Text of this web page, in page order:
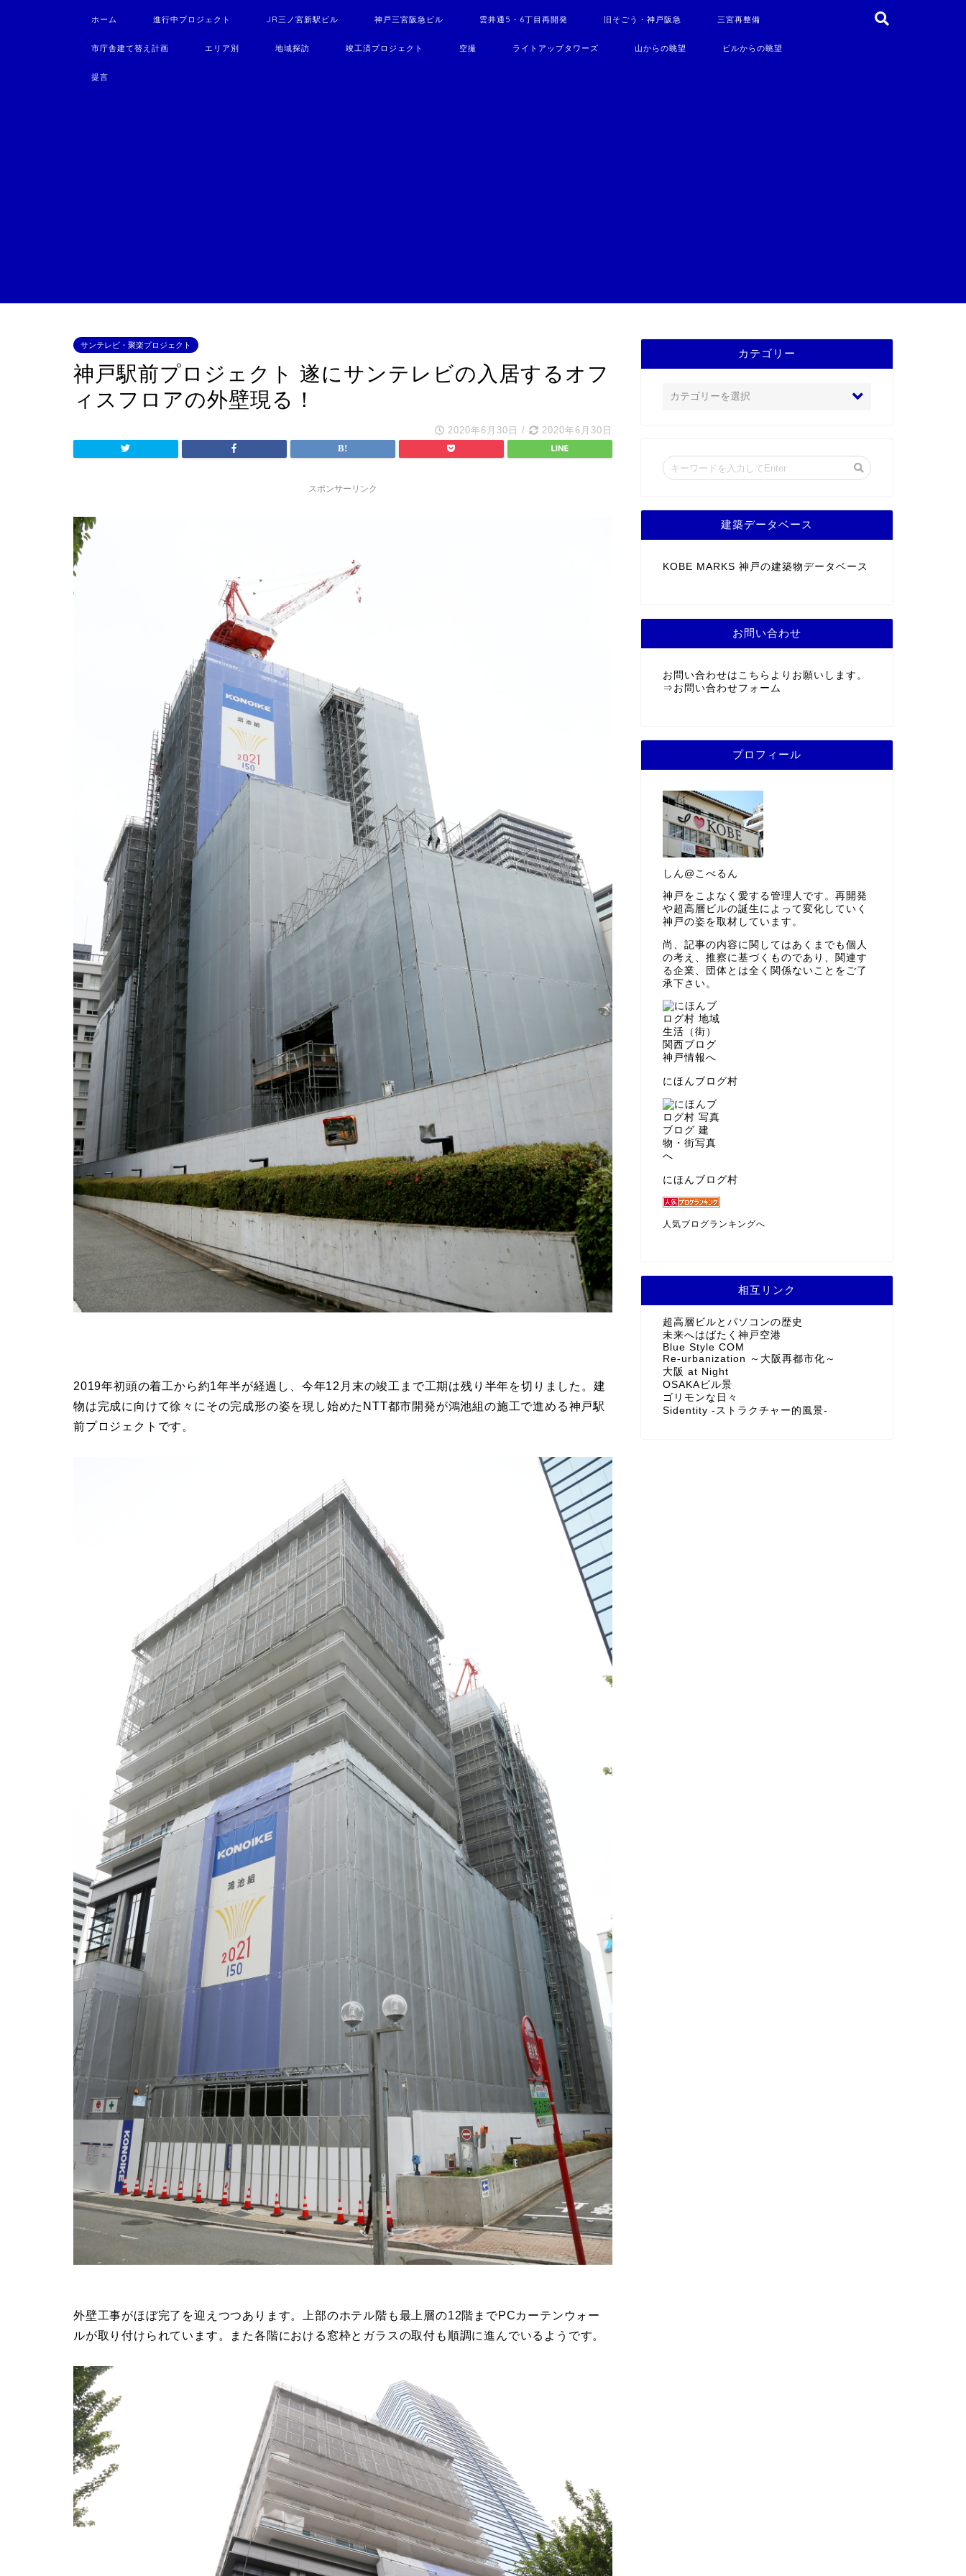
ホーム 進行中プロジェクト JR三ノ宮新駅ビル 神戸三宮阪急ビル 雲井通5・6丁目再開発 旧そごう・神戸阪急 三宮再整備
市庁舎建て替え計画 エリア別 地域探訪 竣工済プロジェクト 空撮 ライトアップタワーズ 山からの眺望 ビルからの眺望
提言
サンテレビ・聚楽プロジェクト
神戸駅前プロジェクト 遂にサンテレビの入居するオフ
ィスフロアの外壁現る！
2020年6月30日 / 2020年6月30日
スポンサーリンク
2019年初頭の着工から約1年半が経過し、今年12月末の竣工まで工期は残り半年を切りました。建
物は完成に向けて徐々にその完成形の姿を現し始めたNTT都市開発が鴻池組の施工で進める神戸駅
前プロジェクトです。
外壁工事がほぼ完了を迎えつつあります。上部のホテル階も最上層の12階までPCカーテンウォー
ルが取り付けられています。また各階における窓枠とガラスの取付も順調に進んでいるようです。
カテゴリー
建築データベース
KOBE MARKS 神戸の建築物データベース
お問い合わせ
お問い合わせはこちらよりお願いします。
⇒ お問い合わせフォーム
プロフィール
しん@こべるん
神戸をこよなく愛する管理人です。再開発
や超高層ビルの誕生によって変化していく
神戸の姿を取材しています。
尚、記事の内容に関してはあくまでも個人
の考え、推察に基づくものであり、関連す
る企業、団体とは全く関係ないことをご了
承下さい。
にほんブログ村
にほんブログ村
人気ブログランキングへ
相互リンク
超高層ビルとパソコンの歴史
未来へはばたく神戸空港
Blue Style COM
Re-urbanization ～大阪再都市化～
大阪 at Night
OSAKAビル景
ゴリモンな日々
Sidentity -ストラクチャー的風景-